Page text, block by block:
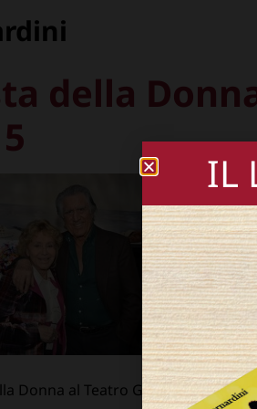
della
Donna al Teatro Ghione © Flavio
IL